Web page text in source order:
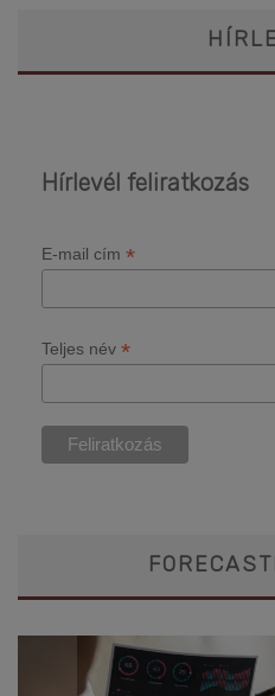
Hírlevél feliratkozás
E-mail cím *
Teljes név *